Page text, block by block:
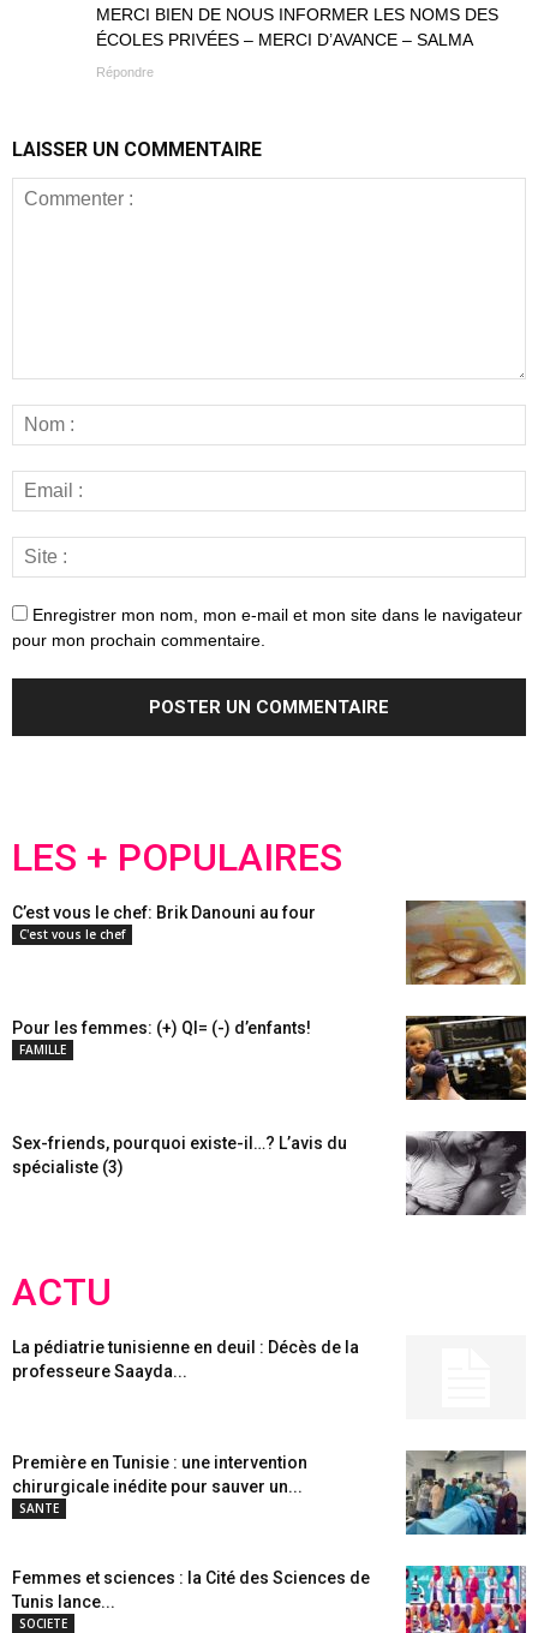
MERCI BIEN DE NOUS INFORMER LES NOMS DES
ÉCOLES PRIVÉES – MERCI D’AVANCE – SALMA
Répondre
LAISSER UN COMMENTAIRE
Enregistrer mon nom, mon e-mail et mon site dans le navigateur
pour mon prochain commentaire.
LES + POPULAIRES
C’est vous le chef: Brik Danouni au four
C'est vous le chef
Pour les femmes: (+) QI= (-) d’enfants!
FAMILLE
Sex-friends, pourquoi existe-il…? L’avis du
spécialiste (3)
ACTU
La pédiatrie tunisienne en deuil : Décès de la
professeure Saayda...
Première en Tunisie : une intervention
chirurgicale inédite pour sauver un...
SANTE
Femmes et sciences : la Cité des Sciences de
Tunis lance...
SOCIETE